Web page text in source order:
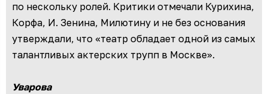
по нескольку ролей. Критики отмечали Курихина,
Корфа, И. Зенина, Милютину и не без основания
утверждали, что «театр обладает одной из самых
талантливых актерских трупп в Москве».
Уварова